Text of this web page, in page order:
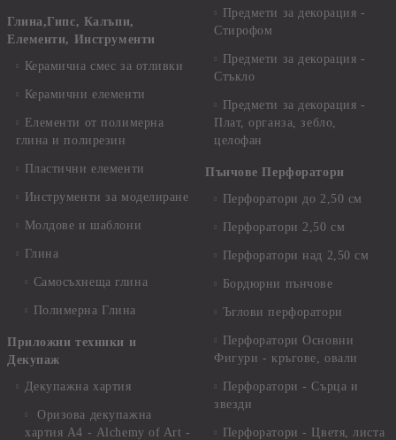
Глина,Гипс, Калъпи,
Елементи, Инструменти
Керамична смес за отливки
Керамични елементи
Елементи от полимерна
глина и полирезин
Пластични елементи
Инструменти за моделиране
Молдове и шаблони
Глина
Самосъхнеща глина
Полимерна Глина
Приложни техники и
Декупаж
Декупажна хартия
Оризова декупажна
хартия А4 - Alchemy of Art -
Предмети за декорация -
Стирофом
Предмети за декорация -
Стъкло
Предмети за декорация -
Плат, органза, зебло,
целофан
Пънчове Перфоратори
Перфоратори до 2,50 см
Перфоратори 2,50 см
Перфоратори над 2,50 см
Бордюрни пънчове
Ъглови перфоратори
Перфоратори Основни
Фигури - кръгове, овали
Перфоратори - Сърца и
звезди
Перфоратори - Цветя, листа